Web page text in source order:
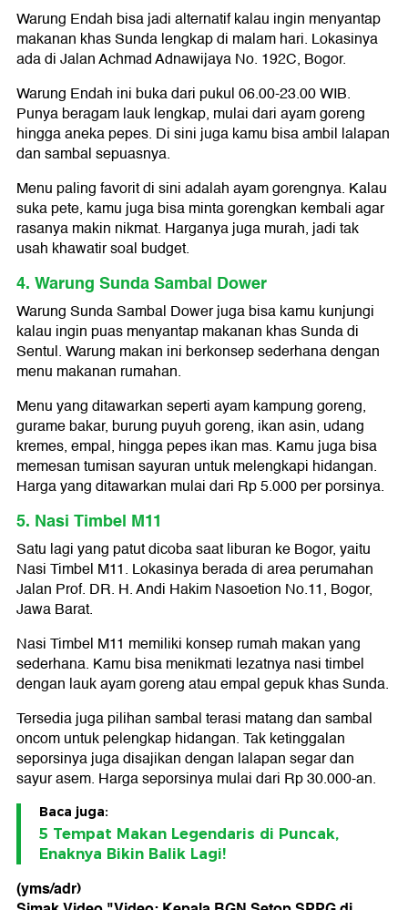
Warung Endah bisa jadi alternatif kalau ingin menyantap
makanan khas Sunda lengkap di malam hari. Lokasinya
ada di Jalan Achmad Adnawijaya No. 192C, Bogor.
Warung Endah ini buka dari pukul 06.00-23.00 WIB.
Punya beragam lauk lengkap, mulai dari ayam goreng
hingga aneka pepes. Di sini juga kamu bisa ambil lalapan
dan sambal sepuasnya.
Menu paling favorit di sini adalah ayam gorengnya. Kalau
suka pete, kamu juga bisa minta gorengkan kembali agar
rasanya makin nikmat. Harganya juga murah, jadi tak
usah khawatir soal budget.
4. Warung Sunda Sambal Dower
Warung Sunda Sambal Dower juga bisa kamu kunjungi
kalau ingin puas menyantap makanan khas Sunda di
Sentul. Warung makan ini berkonsep sederhana dengan
menu makanan rumahan.
Menu yang ditawarkan seperti ayam kampung goreng,
gurame bakar, burung puyuh goreng, ikan asin, udang
kremes, empal, hingga pepes ikan mas. Kamu juga bisa
memesan tumisan sayuran untuk melengkapi hidangan.
Harga yang ditawarkan mulai dari Rp 5.000 per porsinya.
5. Nasi Timbel M11
Satu lagi yang patut dicoba saat liburan ke Bogor, yaitu
Nasi Timbel M11. Lokasinya berada di area perumahan
Jalan Prof. DR. H. Andi Hakim Nasoetion No.11, Bogor,
Jawa Barat.
Nasi Timbel M11 memiliki konsep rumah makan yang
sederhana. Kamu bisa menikmati lezatnya nasi timbel
dengan lauk ayam goreng atau empal gepuk khas Sunda.
Tersedia juga pilihan sambal terasi matang dan sambal
oncom untuk pelengkap hidangan. Tak ketinggalan
seporsinya juga disajikan dengan lalapan segar dan
sayur asem. Harga seporsinya mulai dari Rp 30.000-an.
Baca juga:
5 Tempat Makan Legendaris di Puncak,
Enaknya Bikin Balik Lagi!
(yms/adr)